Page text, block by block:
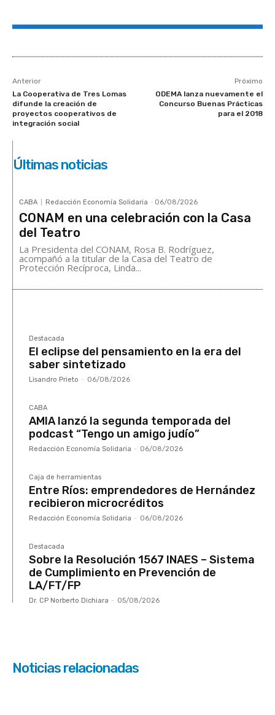
Anterior
La Cooperativa de Tres Lomas
difunde la creación de
proyectos cooperativos de
integración social
Próximo
ODEMA lanza nuevamente el
Concurso Buenas Prácticas
para el 2018
Últimas noticias
CABA Redacción Economía Solidaria - 06/08/2026
CONAM en una celebración con la Casa
del Teatro
La Presidenta del CONAM, Rosa B. Rodríguez,
acompañó a la titular de la Casa del Teatro de
Protección Recíproca, Linda...
Destacada
El eclipse del pensamiento en la era del
saber sintetizado
Lisandro Prieto - 06/08/2026
CABA
AMIA lanzó la segunda temporada del
podcast “Tengo un amigo judío”
Redacción Economía Solidaria - 06/08/2026
Caja de herramientas
Entre Ríos: emprendedores de Hernández
recibieron microcréditos
Redacción Economía Solidaria - 06/08/2026
Destacada
Sobre la Resolución 1567 INAES – Sistema
de Cumplimiento en Prevención de
LA/FT/FP
Dr. CP Norberto Dichiara - 05/08/2026
Noticias relacionadas